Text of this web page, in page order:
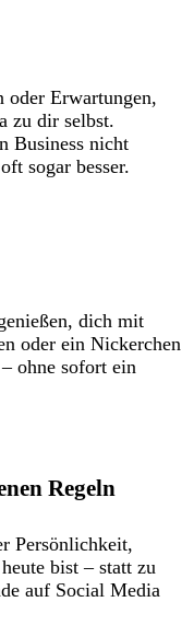
oder Erwartungen,
zu dir selbst.
Business nicht
sogar besser.
dich mit
oder ein Nickerchen
ohne sofort ein
Regeln
Persönlichkeit,
bist – statt zu
auf Social Media